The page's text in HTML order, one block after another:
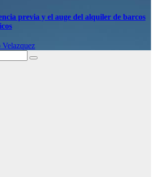
previa y el auge del alquiler de barcos